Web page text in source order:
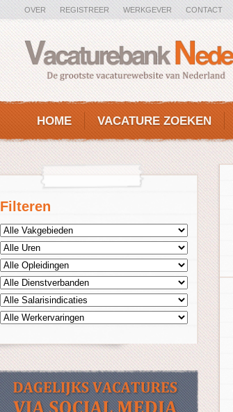
OVER REGISTREER WERKGEVER CONTACT
HOME VACATURE ZOEKEN
Filteren